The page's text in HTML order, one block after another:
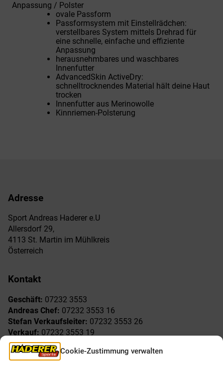
Cookie-Zustimmung verwalten
Anpassung / Polster
ovale Passform
Passformsystem mit Einstellrädchen:
verstellbares System mittels Drehrad für
eine schnelle, einfache und effiziente
Anpassung
herausnehmbares und waschbares
Innenfutter
AdvancedSkin ActiveDry:
schnelltrocknendes Material hält deine Haut
trocken
Innenfutter aus Merinowolle
Kinnriemen-Polsterung
Adresse
Sport Andreas Haderer e.U
Allersdorf 29,
4113 St. Martin im Mühlkreis
Österreich
Kontakt
Geschäft: 07232 3553
Andreas Chef: 07232 3553 16
Stefan Verkaufsleiter: 07232 3553 26
Verkauf: 07232 3553 19
Reklamationen: